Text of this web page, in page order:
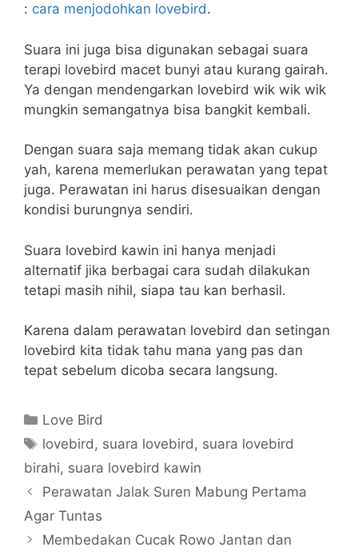
: cara menjodohkan lovebird.
Suara ini juga bisa digunakan sebagai suara
terapi lovebird macet bunyi atau kurang gairah.
Ya dengan mendengarkan lovebird wik wik wik
mungkin semangatnya bisa bangkit kembali.
Dengan suara saja memang tidak akan cukup
yah, karena memerlukan perawatan yang tepat
juga. Perawatan ini harus disesuaikan dengan
kondisi burungnya sendiri.
Suara lovebird kawin ini hanya menjadi
alternatif jika berbagai cara sudah dilakukan
tetapi masih nihil, siapa tau kan berhasil.
Karena dalam perawatan lovebird dan setingan
lovebird kita tidak tahu mana yang pas dan
tepat sebelum dicoba secara langsung.
Categories
Love Bird
Tags
lovebird, suara lovebird, suara lovebird
birahi, suara lovebird kawin
Perawatan Jalak Suren Mabung Pertama
Agar Tuntas
Membedakan Cucak Rowo Jantan dan